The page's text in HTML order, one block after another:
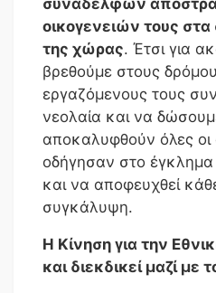
οικογενειών τους στα
της χώρας. Έτσι για
βρεθούμε στους
εργαζόμενους τους
νεολαία και να
αποκαλυφθούν όλες οι
οδήγησαν στο
και να αποφευχθεί
συγκάλυψη.
Η Κίνηση για την
και διεκδικεί μαζί με